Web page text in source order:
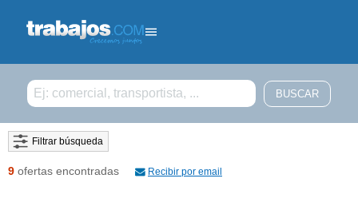
Filtrar búsqueda
9 ofertas encontradas Recibir por email